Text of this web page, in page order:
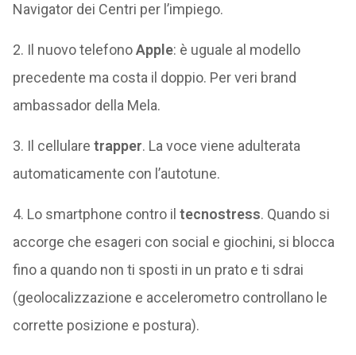
Navigator dei Centri per l’impiego.
2. Il nuovo telefonoApple: è uguale al modello
precedente ma costa il doppio. Per veri brand
ambassador della Mela.
3. Il cellulare trapper. La voce viene adulterata
automaticamente con l’autotune.
4. Lo smartphone contro il tecnostress. Quando si
accorge che esageri con social e giochini, si blocca
fino a quando non ti sposti in un prato e ti sdrai
(geolocalizzazione e accelerometro controllano le
corrette posizione e postura).